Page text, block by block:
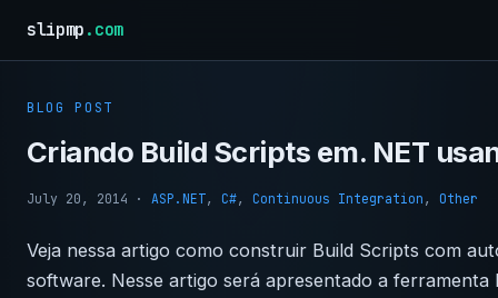
slipmp.com
BLOG POST
Criando Build Scripts em. NET
July 20, 2014 · ASP.NET, C#, Continuous Integration , Other
Veja nessa artigo como construir Build Scripts com
software. Nesse artigo será apresentado a